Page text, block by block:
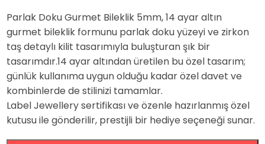
Parlak Doku Gurmet Bileklik 5mm, 14 ayar altın
gurmet bileklik formunu parlak doku yüzeyi ve zirkon
taş detaylı kilit tasarımıyla buluşturan şık bir
tasarımdır.14 ayar altından üretilen bu özel tasarım;
günlük kullanıma uygun olduğu kadar özel davet ve
kombinlerde de stilinizi tamamlar.
Label Jewellery sertifikası ve özenle hazırlanmış özel
kutusu ile gönderilir, prestijli bir hediye seçeneği sunar.